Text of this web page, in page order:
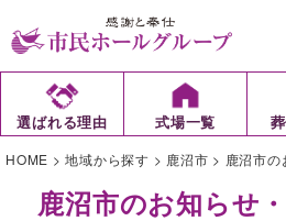
選ばれる理由 式場一覧
HOME >地域から探す > 鹿沼市 > 鹿沼市
鹿沼市のお知らせ